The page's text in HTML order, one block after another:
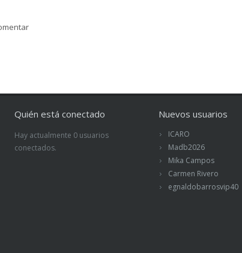
Quién está conectado
Hay actualmente 0 usuarios
conectados.
Nuevos usuarios
ICARO
Madb2026
Mika Campos
Carmen Rivero
egnaldobarrosvip40